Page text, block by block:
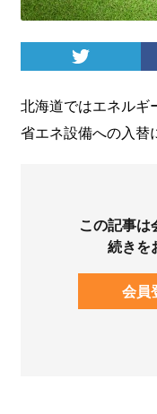
北海道ではエネルギ
省エネ設備への入替
この記事は
続きを
会員